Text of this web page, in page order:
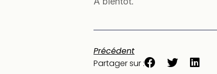
Précédent
Partager sur :